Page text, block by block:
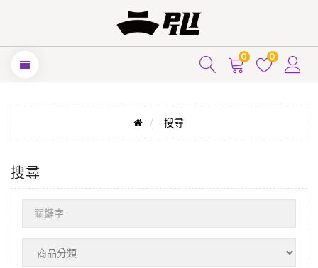
0 0
搜尋
搜尋